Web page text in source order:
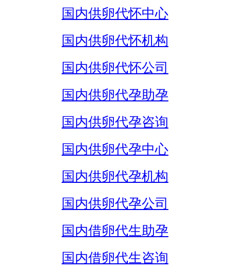
国内供卵代怀中心
国内供卵代怀机构
国内供卵代怀公司
国内供卵代孕助孕
国内供卵代孕咨询
国内供卵代孕中心
国内供卵代孕机构
国内供卵代孕公司
国内借卵代生助孕
国内借卵代生咨询